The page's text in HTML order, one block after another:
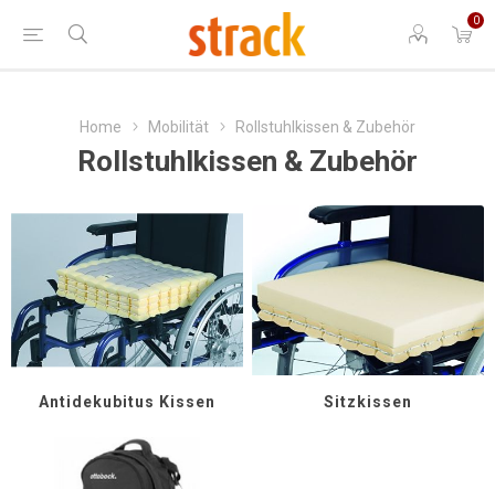
0
Home Mobilität Rollstuhlkissen & Zubehör
Rollstuhlkissen & Zubehör
Antidekubitus Kissen Sitzkissen